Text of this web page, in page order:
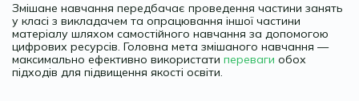
Змішане навчання передбачає проведення частини занять
у класі з викладачем та опрацювання іншої частини
матеріалу шляхом самостійного навчання за допомогою
цифрових ресурсів. Головна мета змішаного навчання —
максимально ефективно використати переваги обох
підходів для підвищення якості освіти.